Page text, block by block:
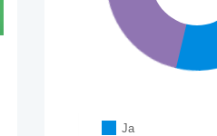
Ja